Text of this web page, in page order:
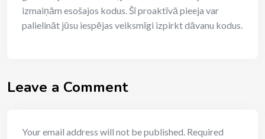
izmaiņām esošajos kodus. Šī proaktīvā pieeja var
palielināt jūsu iespējas veiksmīgi izpirkt dāvanu kodus.
Leave a Comment
Your email address will not be published. Required